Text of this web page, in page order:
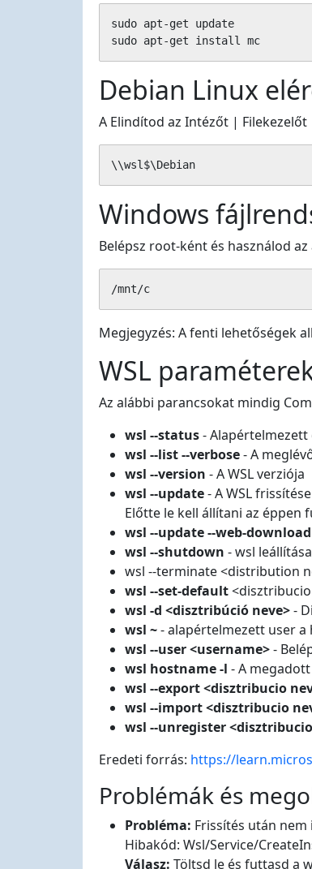
sudo apt-get update
sudo apt-get install mc
Debian Linux
A Elindítod az Intézőt |
\\wsl$\Debian
Windows
Belépsz root-ként és használod
/mnt/c
Megjegyzés: A fenti lehetőségek
WSL
Az alábbi parancsokat mindig
wsl --status-
wsl --list --verbose- A
wsl --version - A WSL verziója
wsl --update- A WSL
Előtte le kell állítani az éppen
wsl --update --web-download
wsl --shutdown - wsl
wsl --terminate <distribution
wsl --set-default
wsl -d <disztribúció neve>-
wsl ~- alapértelmezett user
wsl --user <username>-
wsl hostname -l - A
wsl --export <disztribucio
wsl --import <disztribucio
wsl --unregister
Eredeti forrás: https://
Problémák és
Probléma: Frissítés után nem
Hibakód: Wsl/Service/
Válasz: Töltsd le és futtasd a